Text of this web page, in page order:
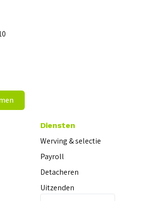
Diensten
Werving & selectie
Payroll
Detacheren
Uitzenden